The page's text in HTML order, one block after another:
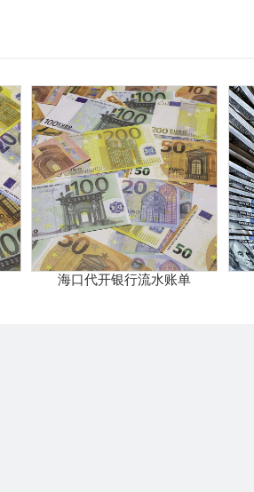
海口代开银行流水账单